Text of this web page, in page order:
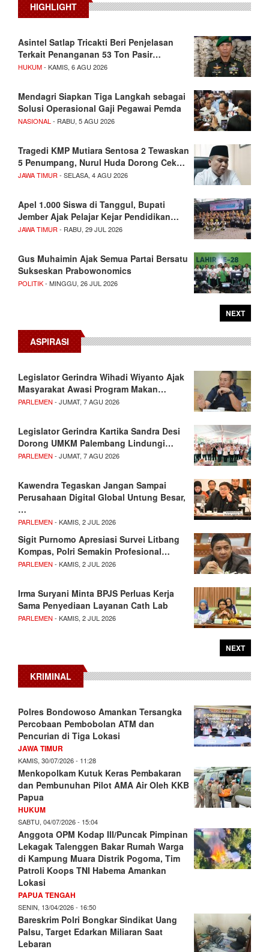
HIGHLIGHT
Asintel Satlap Tricakti Beri Penjelasan
Terkait Penanganan 53 Ton Pasir…
HUKUM- KAMIS, 6 AGU 2026
Mendagri Siapkan Tiga Langkah sebagai
Solusi Operasional Gaji Pegawai Pemda
NASIONAL - RABU, 5 AGU 2026
Tragedi KMP Mutiara Sentosa 2 Tewaskan
5 Penumpang, Nurul Huda Dorong Cek…
JAWA TIMUR - SELASA, 4 AGU 2026
Apel 1.000 Siswa di Tanggul, Bupati
Jember Ajak Pelajar Kejar Pendidikan…
JAWA TIMUR - RABU, 29 JUL 2026
Gus Muhaimin Ajak Semua Partai Bersatu
Sukseskan Prabowonomics
POLITIK- MINGGU, 26 JUL 2026
NEXT
ASPIRASI
Legislator Gerindra Wihadi Wiyanto Ajak
Masyarakat Awasi Program Makan…
PARLEMEN - JUMAT, 7 AGU 2026
Legislator Gerindra Kartika Sandra Desi
Dorong UMKM Palembang Lindungi…
PARLEMEN - JUMAT, 7 AGU 2026
Kawendra Tegaskan Jangan Sampai
Perusahaan Digital Global Untung Besar,
…
PARLEMEN - KAMIS, 2 JUL 2026
Sigit Purnomo Apresiasi Survei Litbang
Kompas, Polri Semakin Profesional…
PARLEMEN - KAMIS, 2 JUL 2026
Irma Suryani Minta BPJS Perluas Kerja
Sama Penyediaan Layanan Cath Lab
PARLEMEN - KAMIS, 2 JUL 2026
NEXT
KRIMINAL
Polres Bondowoso Amankan Tersangka
Percobaan Pembobolan ATM dan
Pencurian di Tiga Lokasi
JAWA TIMUR
KAMIS, 30/07/2026 - 11:28
Menkopolkam Kutuk Keras Pembakaran
dan Pembunuhan Pilot AMA Air Oleh KKB
Papua
HUKUM
SABTU, 04/07/2026 - 15:04
Anggota OPM Kodap III/Puncak Pimpinan
Lekagak Talenggen Bakar Rumah Warga
di Kampung Muara Distrik Pogoma, Tim
Patroli Koops TNI Habema Amankan
Lokasi
PAPUA TENGAH
SENIN, 13/04/2026 - 16:50
Bareskrim Polri Bongkar Sindikat Uang
Palsu, Target Edarkan Miliaran Saat
Lebaran